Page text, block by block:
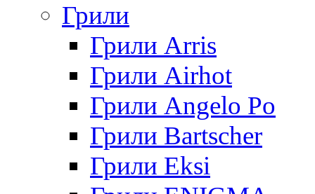
Грили
Грили Arris
Грили Airhot
Грили Angelo Po
Грили Bartscher
Грили Eksi